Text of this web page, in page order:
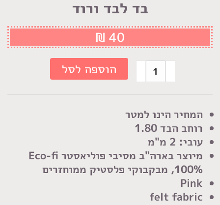
בד לבד ורוד
המחיר הינו למטר
רוחב הבד 1.80
עובי: 2 מ"מ
מיוצר בארה"ב מסיבי פוליאסטר Eco-fi
100%, מבקבוקי פלסטיק ממוחזרים
Pink
felt fabric
₪ 40
כמות
של
ורוד
הוספה לסל